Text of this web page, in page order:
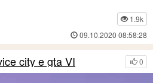
1.9k
09.10.2020 08:58:28
0
city e gta VI